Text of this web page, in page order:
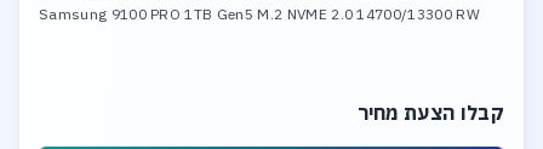
Samsung 9100 PRO 1TB Gen5 M.2 NVME 2.0 14700/13300 RW
קבלו הצעת מחיר